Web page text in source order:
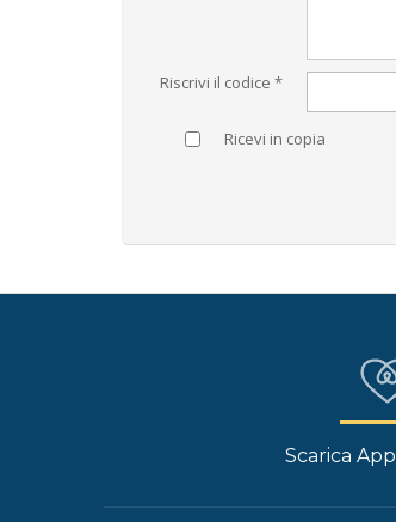
Riscrivi il codice *
Ricevi in copia
Scarica